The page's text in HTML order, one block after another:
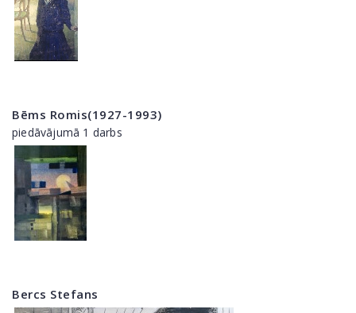
Bēms Romis(1927-1993)
piedāvājumā 1 darbs
Bercs Stefans